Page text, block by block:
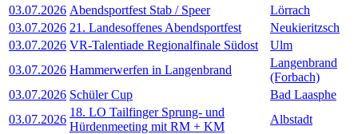
03.07.2026 Abendsportfest Stab / Speer
Lörrach
03.07.2026 21. Landesoffenes Abendsportfest
Neukieritzsch
03.07.2026 VR-Talentiade Regionalfinale Südost
Ulm
03.07.2026 Hammerwerfen in Langenbrand
Langenbrand
(Forbach)
03.07.2026 Schüler Cup
Bad Laasphe
03.07.2026
18. LO Tailfinger Sprung- und
Hürdenmeeting mit RM + KM
Albstadt